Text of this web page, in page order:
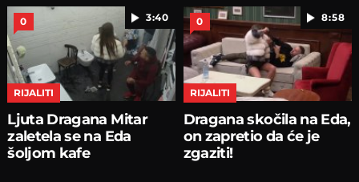
3:40
0
RIJALITI
Ljuta Dragana Mitar
zaletela se na Eda
šoljom kafe
8:58
0
RIJALITI
Dragana skočila na Eda,
on zapretio da će je
zgaziti!